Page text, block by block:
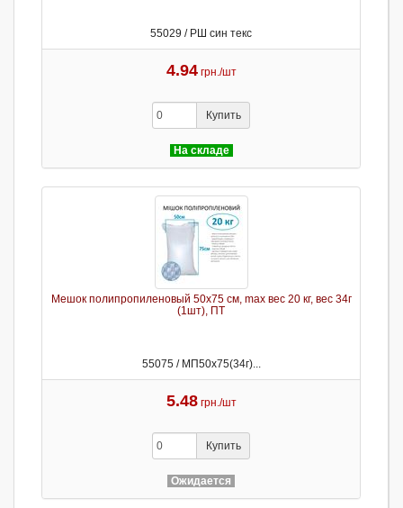
55029 / РШ син текс
4.94 грн./шт
Купить
На складе
Мешок полипропиленовый 50х75 см, max вес 20 кг, вес 34г
(1шт), ПТ
55075 / МП50х75(34г)...
5.48 грн./шт
Купить
Ожидается